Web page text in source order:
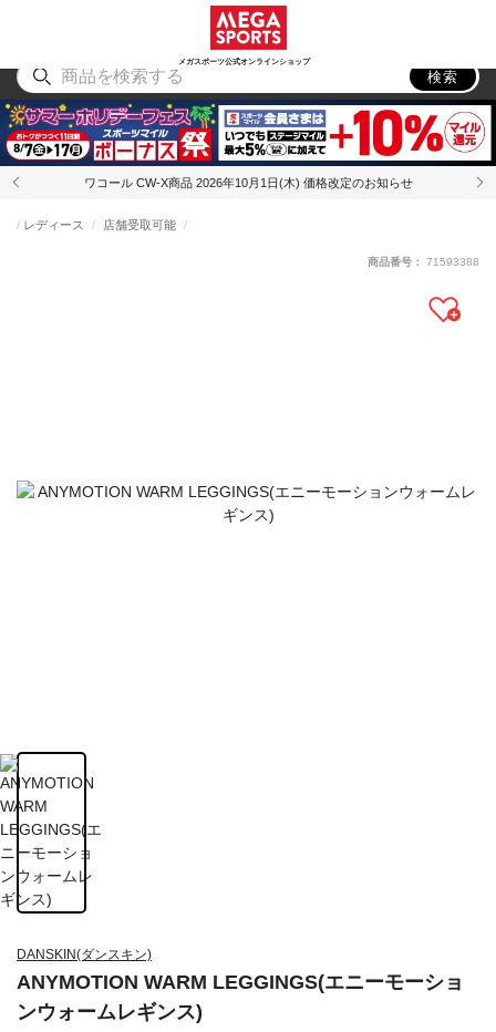
メガスポーツ公式オンラインショップ
アウトドア
検索
ワコール CW-X商品 2026年10月1日(木) 価格改定のお知らせ
DANSKIN(ダンスキン)
ANYMOTION WARM LEGGINGS(エニーモーショ
ンウォームレギンス)
レディース 店舗受取可能
商品番号： 71593388